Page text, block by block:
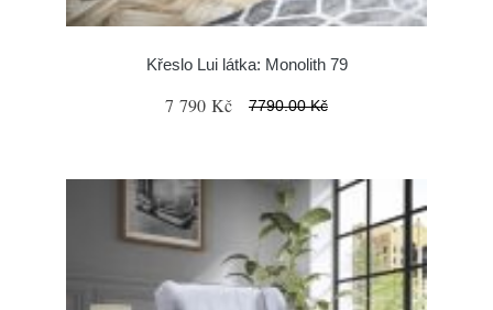
Křeslo Lui látka: Monolith 79
7 790 Kč 7790.00 Kč